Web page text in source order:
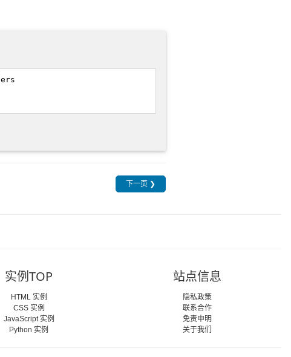
下一页 ❯
实例TOP
HTML 实例
CSS 实例
JavaScript 实例
Python 实例
站点信息
隐私政策
联系合作
免责申明
关于我们